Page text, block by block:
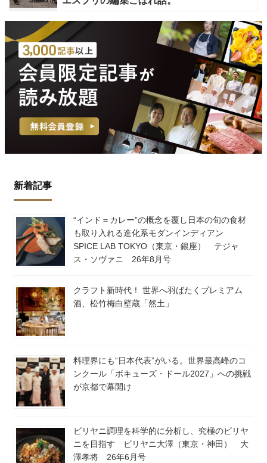
新着記事
“インド＝カレー”の概念を覆し日本の旬の食材
も取り入れる進化系モダンインディアン
SPICE LAB TOKYO（東京・銀座） テジャ
ス・ソヴァニ 26年8月号
クラフト新時代！ 世界へ羽ばたくプレミアム
酒、松竹梅白壁蔵「然土」
料理界にも“日本代表”がいる。世界最高峰のコ
ンクール「ボキューズ・ドール2027」への挑戦
が京都で幕開け
ビリヤニ調理を科学的に分析し、究極のビリヤ
ニを目指す ビリヤニ大澤（東京・神田） 大
澤孝将 26年6月号